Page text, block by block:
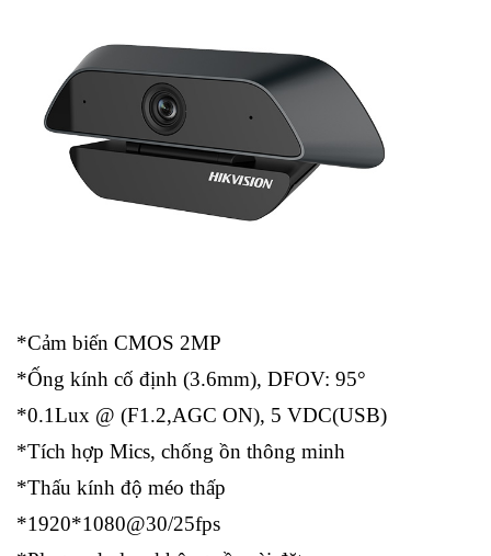
*Cảm biến CMOS 2MP
*Ống kính cố định (3.6mm), DFOV: 95°
*0.1Lux @ (F1.2,AGC ON), 5 VDC(USB)
*Tích hợp Mics, chống ồn thông minh
*Thấu kính độ méo thấp
*1920*1080@30/25fps